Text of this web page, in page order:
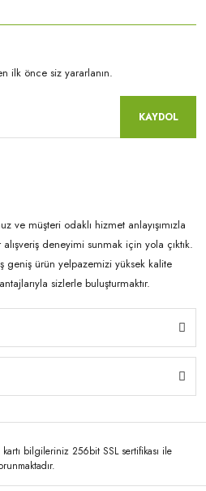
ilk önce siz yararlanın.
KAYDOL
ve müşteri odaklı hizmet anlayışımızla
deneyimi sunmak için yola çıktık.
geniş ürün yelpazemizi yüksek kalite
sizlerle buluşturmaktır.
bilgileriniz 256bit SSL sertifikası ile